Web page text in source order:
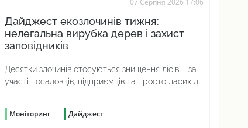
07 Серпня 2026 17:06
Дайджест екозлочинів тижня:
нелегальна вирубка дерев і захист
заповідників
Десятки злочинів стосуються знищення лісів – за
участі посадовців, підприємців та просто ласих до
Моніторинг Дайджест